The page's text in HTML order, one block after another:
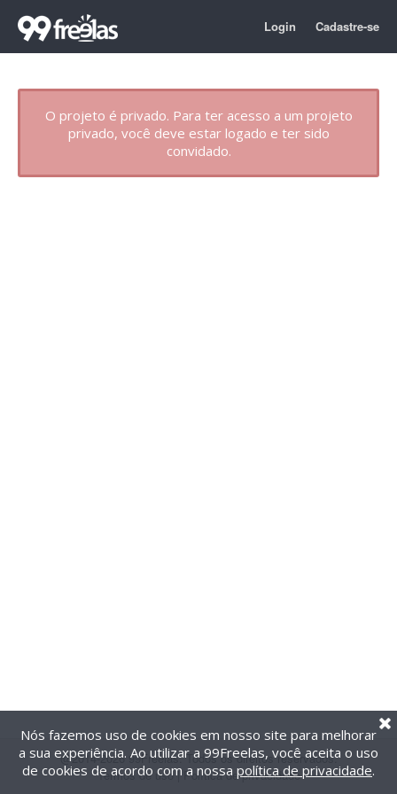
Login Cadastre-se
O projeto é privado. Para ter acesso a um projeto
privado, você deve estar logado e ter sido
convidado.
@2014-2026 99Freelas. Todos os direitos reservados.
Termos de uso| Política de privacidade
Nós fazemos uso de cookies em nosso site para melhorar
a sua experiência. Ao utilizar a 99Freelas, você aceita o uso
de cookies de acordo com a nossa política de privacidade.